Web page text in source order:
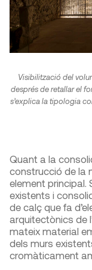
Visibilització del
després de retallar el
s’explica la tipologia
Quant a la
construcció de la
element principal.
existents i
de calç que fa
arquitectònics de
mateix material
dels murs
cromàticament